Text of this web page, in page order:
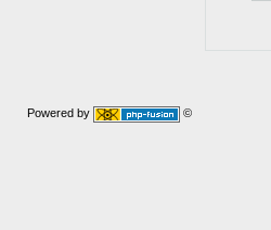
Powered by ©